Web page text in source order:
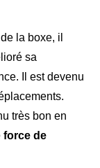
la boxe, il
sa
Il est devenu
très bon en
force de